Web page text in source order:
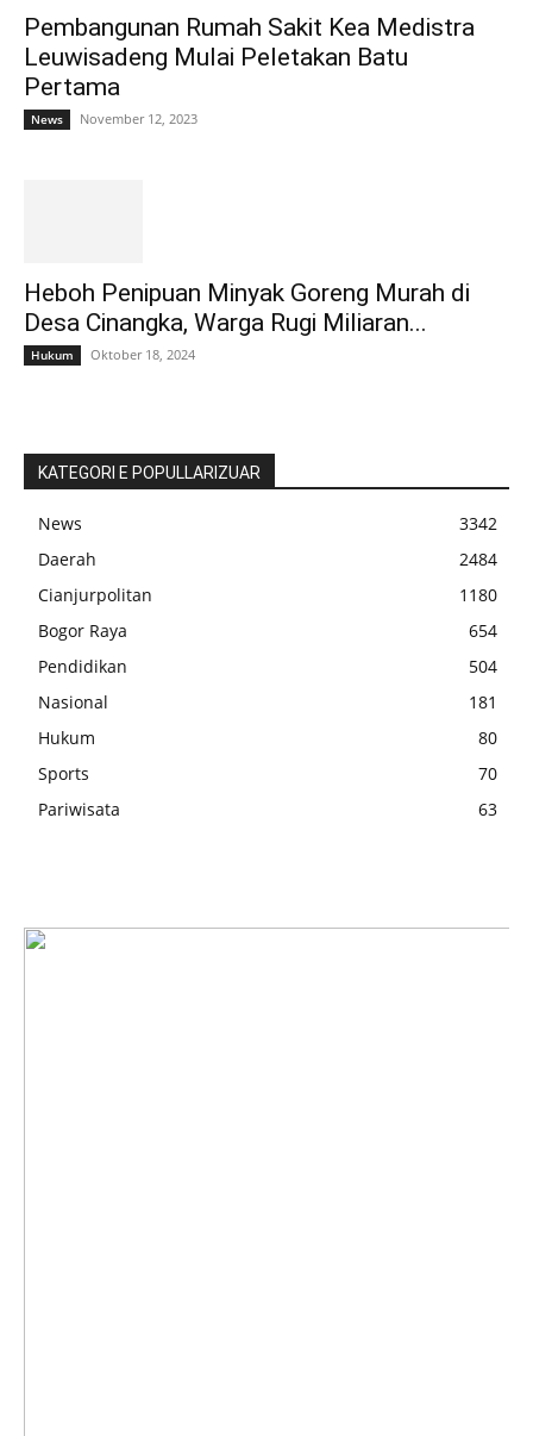
Pembangunan Rumah Sakit Kea Medistra
Leuwisadeng Mulai Peletakan Batu
Pertama
News November 12, 2023
Heboh Penipuan Minyak Goreng Murah di
Desa Cinangka, Warga Rugi Miliaran...
Hukum Oktober 18, 2024
KATEGORI E POPULLARIZUAR
News
3342
Daerah
2484
Cianjurpolitan
1180
Bogor Raya
654
Pendidikan
504
Nasional
181
Hukum
80
Sports
70
Pariwisata
63